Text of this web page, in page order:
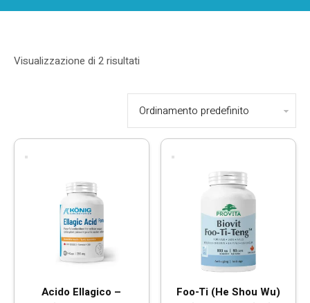
Visualizzazione di 2 risultati
Acido Ellagico –
Foo-Ti (He Shou Wu)